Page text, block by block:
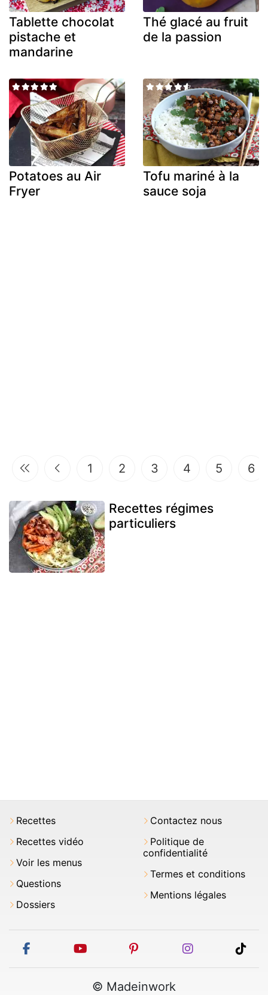
Tablette chocolat
pistache et
mandarine
Thé glacé au fruit
de la passion
Potatoes au Air
Fryer
Tofu mariné à la
sauce soja
1 2 3 4 5 6
Recettes régimes
particuliers
Recettes
Recettes vidéo
Voir les menus
Questions
Dossiers
Contactez nous
Politique de
confidentialité
Termes et conditions
Mentions légales
facebook youtube pinterest instagram
© Madeinwork